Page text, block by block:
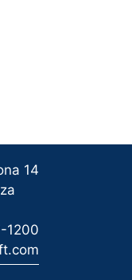
14
1200